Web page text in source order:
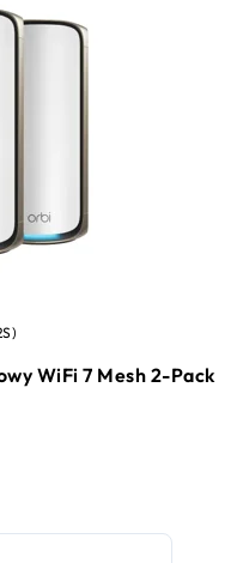
WiFi 7 Mesh 2-Pack